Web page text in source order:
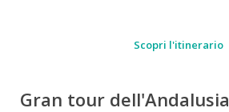
Scopri l'itinerario
Gran tour dell'Andalusia